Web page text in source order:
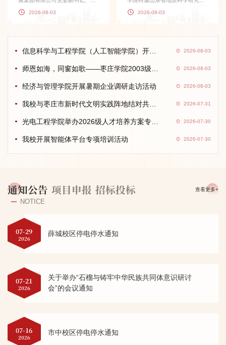
经理高明率队到访食品科学与制
2026-08-03
高级工程师、2005级地理科学专
2026-08-03
2026-08-03
2026-08-03
经济与管理学院开展暑期企业调研走访活动 2026-08-03
2026-07-31
2026-07-30
我校开展智能体平台专项培训活动 2026-07-30
通知公告
NOTICE
项目申报 招标投标 查看更多+
07-29
2026
薛城校区停电停水通知
07-21
2026
关于举办“石榴与铸牢中华民族共同体意识研讨
会”的会议通知
07-16
2026
市中校区停电停水通知